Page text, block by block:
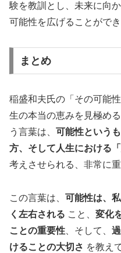
験を教訓とし、未来に向
可能性を広げることができ
まとめ
稲盛和夫氏の「その可能
生の本当の恵みを見極め
う言葉は、 可能性という
方、そして人生における
考えさせられる、非常に重
この言葉は、 可能性は、
く左右される こと、 変化
ことの重要性 、そして、
けることの大切さ を教え